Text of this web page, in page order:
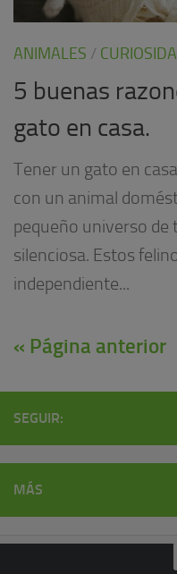
ANIMALES /
5 buenas
gato en casa.
Tener un gato en
con un animal
pequeño universo
silenciosa. Estos
independiente...
« Página anterior
SEGUIR:
MÁS